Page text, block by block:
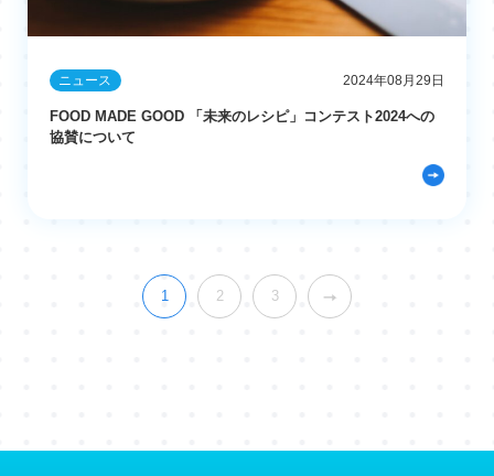
ニュース 2024年08月29日
FOOD MADE GOOD 「未来のレシピ」コンテスト2024への
協賛について
1 2 3